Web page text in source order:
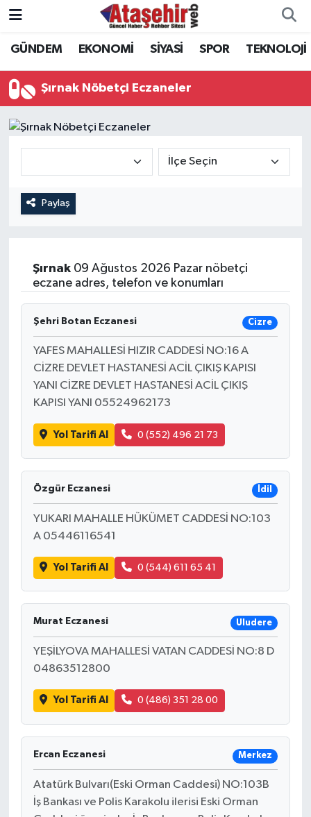
GÜNDEM EKONOMİ SİYASİ SPOR TEKNOLOJİ
Şırnak Nöbetçi Eczaneler
Paylaş
Şırnak09 Ağustos 2026 Pazar nöbetçi
eczane adres, telefon ve konumları
Şehri Botan Eczanesi Cizre
YAFES MAHALLESİ HIZIR CADDESİ NO:16 A
CİZRE DEVLET HASTANESİ ACİL ÇIKIŞ KAPISI
YANI CİZRE DEVLET HASTANESİ ACİL ÇIKIŞ
KAPISI YANI 05524962173
Yol Tarifi Al 0 (552) 496 21 73
Özgür Eczanesi İdil
YUKARI MAHALLE HÜKÜMET CADDESİ NO:103
A 05446116541
Yol Tarifi Al 0 (544) 611 65 41
Murat Eczanesi Uludere
YEŞİLYOVA MAHALLESİ VATAN CADDESİ NO:8 D
04863512800
Yol Tarifi Al 0 (486) 351 28 00
Ercan Eczanesi Merkez
Atatürk Bulvarı(Eski Orman Caddesi) NO:103B
İş Bankası ve Polis Karakolu ilerisi Eski Orman
Hava Durumu
Trafik Durumu
Süper Lig Puan Durumu ve Fikstür
Son Dakika Haberleri